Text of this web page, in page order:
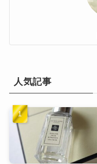
人気記事